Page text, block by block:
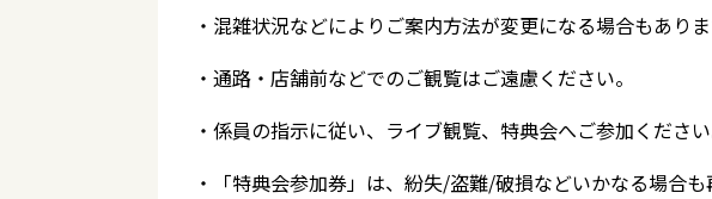
・混雑状況などによりご案内方法が変更になる場合もあり
・通路・店舗前などでのご観覧はご遠慮ください。
・係員の指示に従い、ライブ観覧、特典会へご参加ください
・「特典会参加券」は、紛失/盗難/破損などいかなる場合